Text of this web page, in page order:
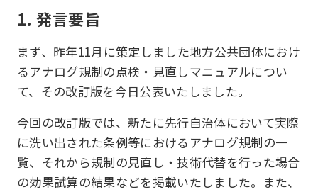
1. 発言要旨
まず、昨年11月に策定しました地方公共団体におけ
るアナログ規制の点検・見直しマニュアルについ
て、その改訂版を今日公表いたしました。
今回の改訂版では、新たに先行自治体において実際
に洗い出された条例等におけるアナログ規制の一
覧、それから規制の見直し・技術代替を行った場合
の効果試算の結果などを掲載いたしました。また、